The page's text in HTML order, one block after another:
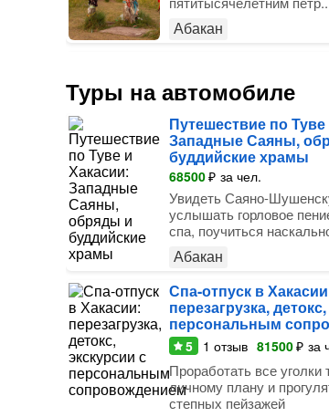
Абакан
Туры на автомобиле
Путешествие по
Западные Саяны,
буддийские храмы
68500₽ за чел.
Увидеть Саяно-
услышать горловое
спа, поучиться
Абакан
Спа-отпуск в
перезагрузка,
персональным
5 1 отзыв 81500₽ за
Проработать все уголки
личному плану и
степных пейзажей